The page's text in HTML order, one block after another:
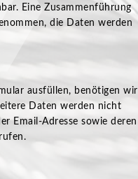
Eine Zusammenführung
die Daten werden
ausfüllen, benötigen wir
Daten werden nicht
Email-Adresse sowie deren